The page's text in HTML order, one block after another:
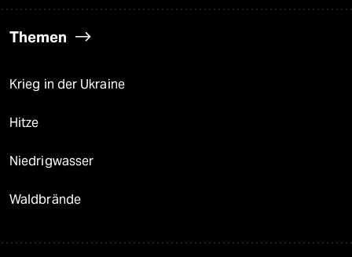
Themen
Krieg in der Ukraine
Hitze
Niedrigwasser
Waldbrände